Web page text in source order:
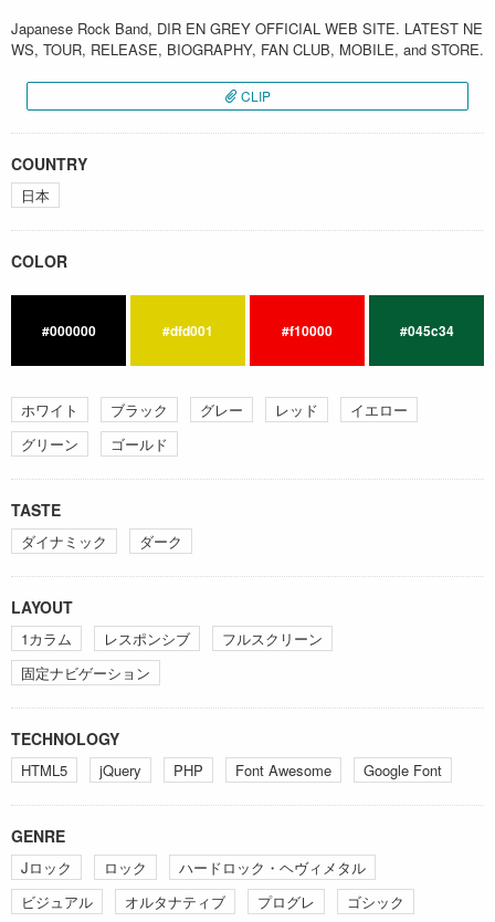
Japanese Rock Band, DIR EN GREY OFFICIAL WEB SITE. LATEST NE
WS, TOUR, RELEASE, BIOGRAPHY, FAN CLUB, MOBILE, and STORE.
CLIP
COUNTRY
日本
COLOR
#000000 #dfd001 #f10000 #045c34
ホワイト ブラック グレー レッド
イエロー
グリーン
ゴールド
TASTE
ダイナミック ダーク
LAYOUT
1カラム レスポンシブ
フルスクリーン
固定ナビゲーション
TECHNOLOGY
HTML5 jQuery PHP Font Awesome Google Font
GENRE
Jロック ロック
ハードロック・ヘヴィメタル
ビジュアル
オルタナティブ プログレ
ゴシック